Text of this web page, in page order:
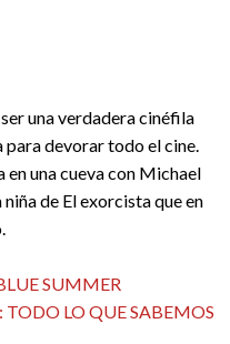
una verdadera cinéfila
para devorar todo el cine.
una cueva con Michael
de El exorcista que en
SUMMER
TODO LO QUE SABEMOS